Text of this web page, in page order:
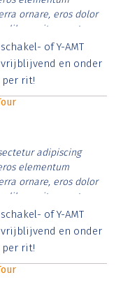
ornare, eros dolor
libero vitae erat.
id rutrum lorem
tristique posuere.
of Y-AMT
vrijblijvend en onder
per rit!
adipiscing
elementum
ornare, eros dolor
libero vitae erat.
id rutrum lorem
tristique posuere.
of Y-AMT
vrijblijvend en onder
per rit!